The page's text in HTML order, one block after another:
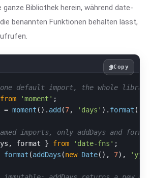
Bibliothek herein, während date-
benannten Funktionen behalten lässt,
default import, the whole
from 'moment'
= moment (). add (7, 'days' ). format (
imports, only addDays and
format } from 'date-fns'
format (addDays (new Date(), 7),
Copy